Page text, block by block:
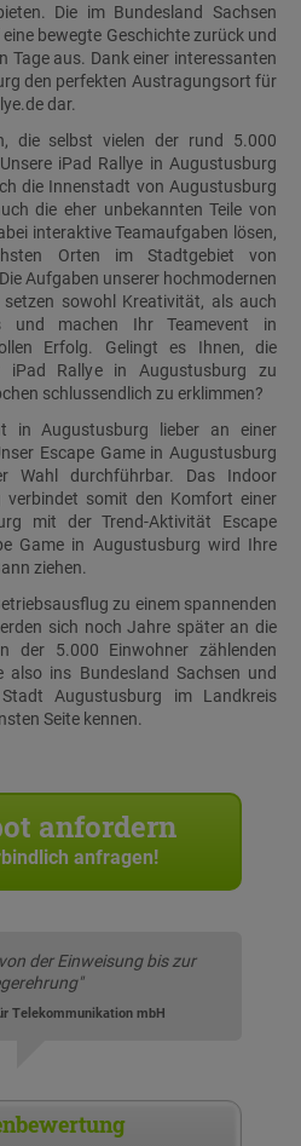
Die im Bundesland Sachsen
bewegte Geschichte zurück und
Tage aus. Dank einer interessanten
den perfekten Austragungsort für
dar.
die selbst vielen der rund 5.000
iPad Rallye in Augustusburg
die Innenstadt von Augustusburg
die eher unbekannten Teile von
interaktive Teamaufgaben lösen,
Orten im Stadtgebiet von
Aufgaben unserer hochmodernen
sowohl Kreativität, als auch
und machen Ihr Teamevent in
Erfolg. Gelingt es Ihnen, die
iPad Rallye in Augustusburg zu
schlussendlich zu erklimmen?
in Augustusburg lieber an einer
Escape Game in Augustusburg
Wahl durchführbar. Das Indoor
verbindet somit den Komfort einer
mit der Trend-Aktivität Escape
Game in Augustusburg wird Ihre
ziehen.
zu einem spannenden
sich noch Jahre später an die
der 5.000 Einwohner zählenden
also ins Bundesland Sachsen und
Augustusburg im Landkreis
Seite kennen.
anfordern
anfragen!
der Einweisung bis zur
Telekommunikation mbH